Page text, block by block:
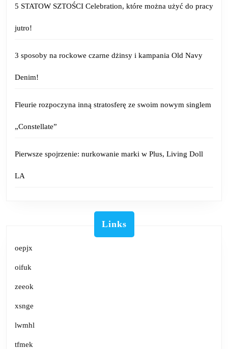
5 STATOW SZTOŚCI Celebration, które można użyć do pracy
jutro!
3 sposoby na rockowe czarne dżinsy i kampania Old Navy
Denim!
Fleurie rozpoczyna inną stratosferę ze swoim nowym singlem
„Constellate”
Pierwsze spojrzenie: nurkowanie marki w Plus, Living Doll
LA
Links
oepjx
oifuk
zeeok
xsnge
lwmhl
tfmek